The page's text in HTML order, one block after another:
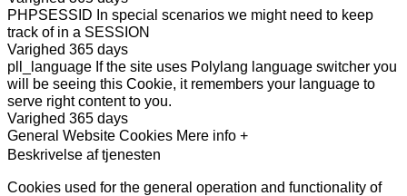
PHPSESSID In special scenarios we might need to keep
track of in a SESSION
Varighed 365 days
pll_language If the site uses Polylang language switcher you
will be seeing this Cookie, it remembers your language to
serve right content to you.
Varighed 365 days
General Website Cookies Mere info +
Beskrivelse af tjenesten
Cookies used for the general operation and functionality of